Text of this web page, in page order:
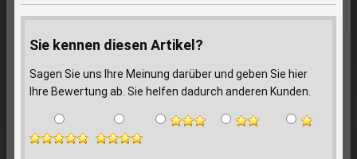
Sie kennen diesen Artikel?
Sagen Sie uns Ihre Meinung darüber und geben Sie hier
Ihre Bewertung ab. Sie helfen dadurch anderen Kunden.